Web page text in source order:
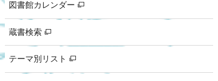
図書館カレンダー
蔵書検索
テーマ別リスト